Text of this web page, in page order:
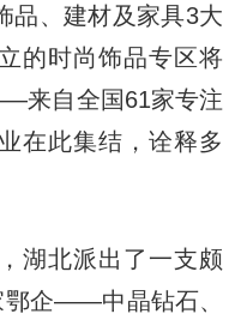
品、建材及家具3大
的时尚饰品专区将
来自全国61家专注
在此集结，诠释多
北派出了一支颇
鄂企——中晶钻石、